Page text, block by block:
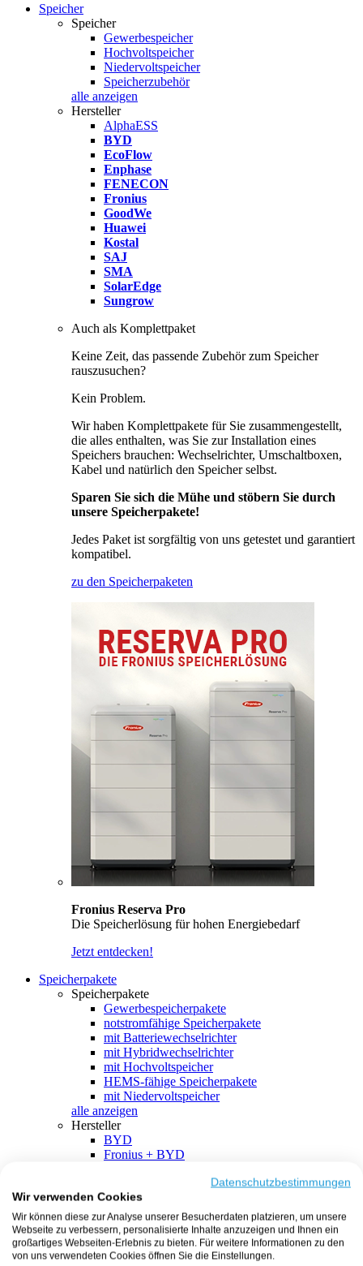
Speicher
Speicher
Gewerbespeicher
Hochvoltspeicher
Niedervoltspeicher
Speicherzubehör
alle anzeigen
Hersteller
AlphaESS
BYD
EcoFlow
Enphase
FENECON
Fronius
GoodWe
Huawei
Kostal
SAJ
SMA
SolarEdge
Sungrow
Auch als Komplettpaket
Keine Zeit, das passende Zubehör zum Speicher
rauszusuchen?
Kein Problem.
Wir haben Komplettpakete für Sie zusammengestellt,
die alles enthalten, was Sie zur Installation eines
Speichers brauchen: Wechselrichter, Umschaltboxen,
Kabel und natürlich den Speicher selbst.
Sparen Sie sich die Mühe und stöbern Sie durch
unsere Speicherpakete!
Jedes Paket ist sorgfältig von uns getestet und garantiert
kompatibel.
zu den Speicherpaketen
Fronius Reserva Pro
Die Speicherlösung für hohen Energiebedarf
Jetzt entdecken!
Speicherpakete
Speicherpakete
Gewerbespeicherpakete
notstromfähige Speicherpakete
mit Batteriewechselrichter
mit Hybridwechselrichter
mit Hochvoltspeicher
HEMS-fähige Speicherpakete
mit Niedervoltspeicher
alle anzeigen
Hersteller
BYD
Fronius + BYD
SMA + BYD
EcoFlow
EcoFlow + EcoFlow
FENECON
FENECON + FENECON
Datenschutzbestimmungen
Wir verwenden Cookies
Wir können diese zur Analyse unserer Besucherdaten platzieren, um unsere
Webseite zu verbessern, personalisierte Inhalte anzuzeigen und Ihnen ein
großartiges Webseiten-Erlebnis zu bieten. Für weitere Informationen zu den
von uns verwendeten Cookies öffnen Sie die Einstellungen.